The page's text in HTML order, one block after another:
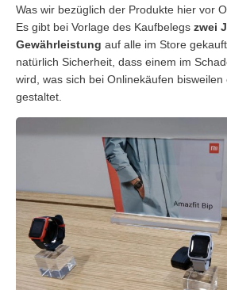
Was wir bezüglich der Produkte hier vor
Es gibt bei Vorlage des Kaufbelegs zwei
Gewährleistung auf alle im Store
natürlich Sicherheit, dass einem im
wird, was sich bei Onlinekäufen
gestaltet.